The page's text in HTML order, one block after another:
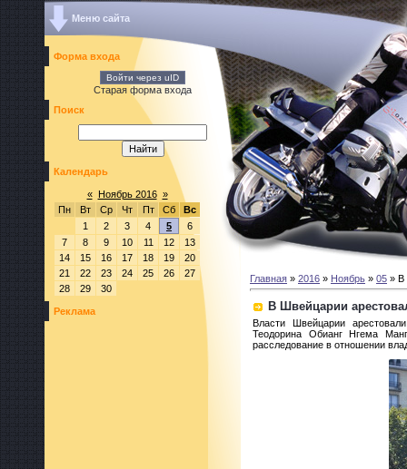
Меню сайта
Форма входа
Войти через uID
Старая форма входа
Поиск
Календарь
« Ноябрь 2016 »
Пн
Вт Ср Чт Пт Сб
Вс
1
2 3 4 5
6
7
8 9 10 11 12
13
14
15 16 17 18 19
20
21
22 23 24 25 26
27
28
29 30
Реклама
Главная » 2016 » Ноябрь » 05 » В
В Швейцарии
Власти Швейцарии
Теодорина Обианг Нгема
расследование в отношении